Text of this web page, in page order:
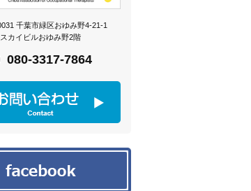
千葉市緑区おゆみ野4-21-1
スカイビルおゆみ野2階
080-3317-7864